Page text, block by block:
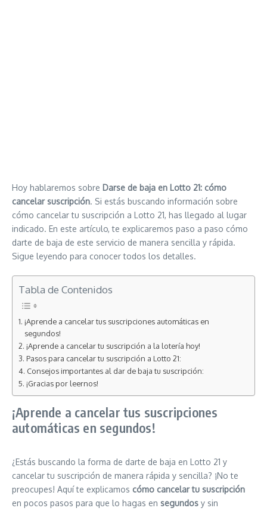
Hoy hablaremos sobre Darse de baja en Lotto 21: cómo
cancelar suscripción. Si estás buscando información sobre
cómo cancelar tu suscripción a Lotto 21, has llegado al lugar
indicado. En este artículo, te explicaremos paso a paso cómo
darte de baja de este servicio de manera sencilla y rápida.
Sigue leyendo para conocer todos los detalles.
Tabla de Contenidos
¡Aprende a cancelar tus suscripciones automáticas en
segundos!
¡Aprende a cancelar tu suscripción a la lotería hoy!
Pasos para cancelar tu suscripción a Lotto 21:
Consejos importantes al dar de baja tu suscripción:
¡Gracias por leernos!
¡Aprende a cancelar tus suscripciones
automáticas en segundos!
¿Estás buscando la forma de darte de baja en Lotto 21 y
cancelar tu suscripción de manera rápida y sencilla? ¡No te
preocupes! Aquí te explicamos cómo cancelar tu suscripción
en pocos pasos para que lo hagas en segundos y sin